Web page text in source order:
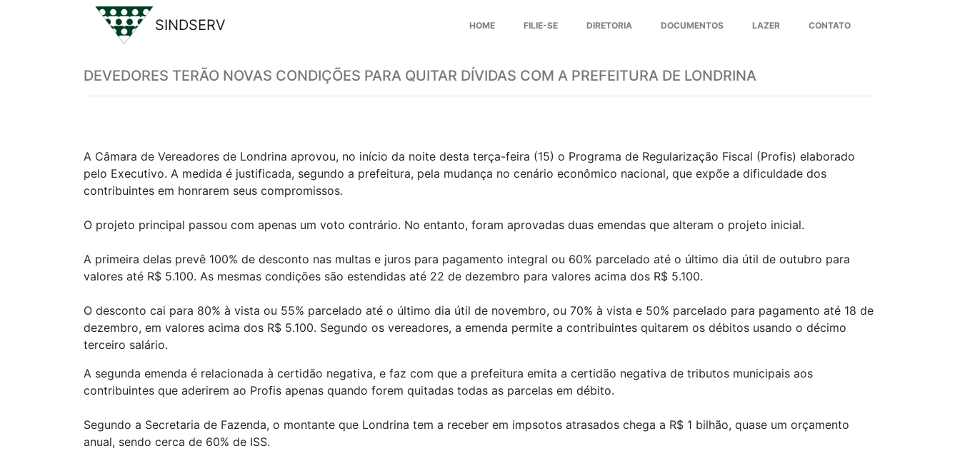
SINDSERV HOME FILIE-SE DIRETORIA DOCUMENTOS LAZER CONTATO
DEVEDORES TERÃO NOVAS CONDIÇÕES PARA QUITAR DÍVIDAS COM A PREFEITURA DE LONDRINA
A Câmara de Vereadores de Londrina aprovou, no início da noite desta terça-feira (15) o Programa de Regularização Fiscal (Profis) elaborado
pelo Executivo. A medida é justificada, segundo a prefeitura, pela mudança no cenário econômico nacional, que expõe a dificuldade dos
contribuintes em honrarem seus compromissos.
O projeto principal passou com apenas um voto contrário. No entanto, foram aprovadas duas emendas que alteram o projeto inicial.
A primeira delas prevê 100% de desconto nas multas e juros para pagamento integral ou 60% parcelado até o último dia útil de outubro para
valores até R$ 5.100. As mesmas condições são estendidas até 22 de dezembro para valores acima dos R$ 5.100.
O desconto cai para 80% à vista ou 55% parcelado até o último dia útil de novembro, ou 70% à vista e 50% parcelado para pagamento até 18 de
dezembro, em valores acima dos R$ 5.100. Segundo os vereadores, a emenda permite a contribuintes quitarem os débitos usando o décimo
terceiro salário.
A segunda emenda é relacionada à certidão negativa, e faz com que a prefeitura emita a certidão negativa de tributos municipais aos
contribuintes que aderirem ao Profis apenas quando forem quitadas todas as parcelas em débito.
Segundo a Secretaria de Fazenda, o montante que Londrina tem a receber em impsotos atrasados chega a R$ 1 bilhão, quase um orçamento
anual, sendo cerca de 60% de ISS.